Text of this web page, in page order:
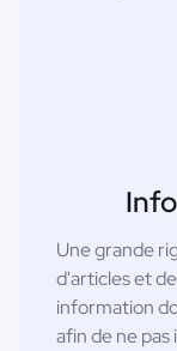
Une grande
d'articles et
information
afin de ne